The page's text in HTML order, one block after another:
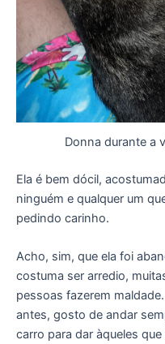
Donna durante a
Ela é bem dócil,
ninguém e qualquer um
pedindo carinho.
Acho, sim, que ela foi
costuma ser arredio,
pessoas fazerem
antes, gosto de andar
carro para dar àqueles